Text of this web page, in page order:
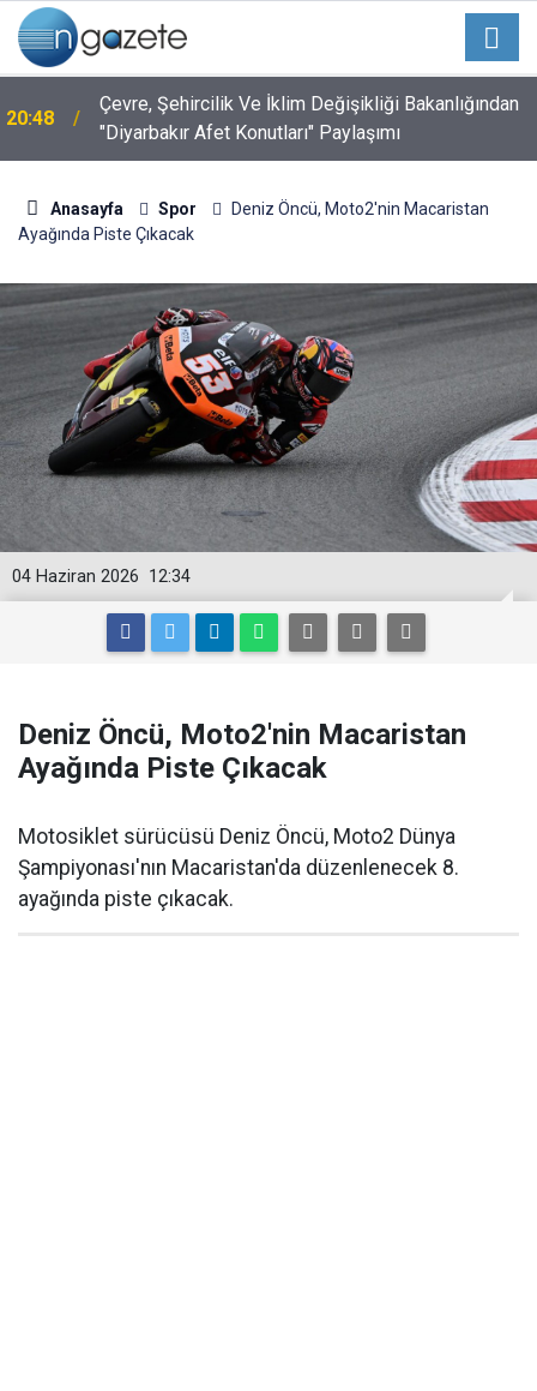
20:48
Çevre, Şehircilik Ve İklim Değişikliği Bakanlığından
"Diyarbakır Afet Konutları" Paylaşımı
Anasayfa Spor
Deniz Öncü, Moto2'nin Macaristan
Ayağında Piste Çıkacak
12:34
04 Haziran 2026
Deniz Öncü, Moto2'nin Macaristan
Ayağında Piste Çıkacak
Motosiklet sürücüsü Deniz Öncü, Moto2 Dünya
Şampiyonası'nın Macaristan'da düzenlenecek 8.
ayağında piste çıkacak.